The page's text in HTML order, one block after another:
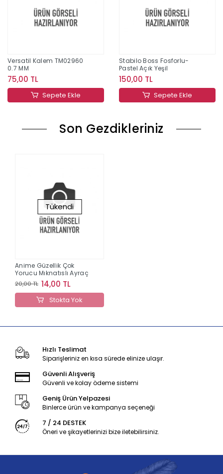
Versatil Kalem TM02960
0.7 MM
75,00 TL
Sepete Ekle
Stabilo Boss Fosforlu-
Pastel Açık Yeşil
150,00 TL
Sepete Ekle
Son Gezdikleriniz
Tükendi
Anime Güzellik Çok
Yorucu Mıknatıslı Ayraç
20,00 TL 14,00 TL
Stokta Yok
Hızlı Teslimat
Siparişleriniz en kısa sürede elinize ulaşır.
Güvenli Alışveriş
Güvenli ve kolay ödeme sistemi
Geniş Ürün Yelpazesi
Binlerce ürün ve kampanya seçeneği
7 / 24 DESTEK
Öneri ve şikayetlerinizi bize iletebilirsiniz.